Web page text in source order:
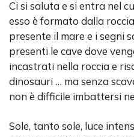
Ci si saluta e si entra nel
esso è formato dalla
presente il mare e i segni
presenti le cave dove
incastrati nella roccia e
dinosauri … ma senza
non è difficile imbattersi
Sole, tanto sole, luce